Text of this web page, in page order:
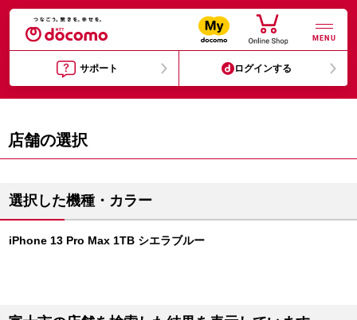
MENU
サポート ログインする
店舗の選択
選択した機種・カラー
iPhone 13 Pro Max 1TB シエラブルー